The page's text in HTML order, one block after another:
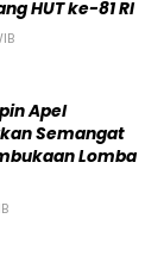
HUT ke-81 RI
Apel
Semangat
Lomba